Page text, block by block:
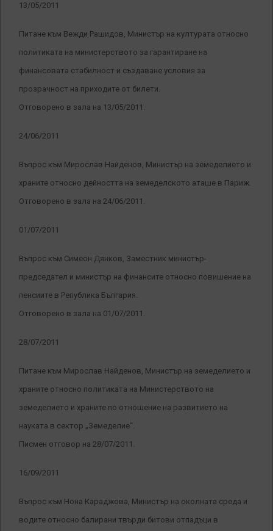
13/05/2011
Питане към Вежди Рашидов, Министър на културата относно
политиката на министерството за гарантиране на
финансовата стабилност и създаване условия за
прозрачност на приходите от билети.
Отговорено в зала на 13/05/2011.
24/06/2011
Въпрос към Мирослав Найденов, Министър на земеделието и
храните относно дейността на земеделското аташе в Париж.
Отговорено в зала на 24/06/2011.
01/07/2011
Въпрос към Симеон Дянков, Заместник министър-
председател и министър на финансите относно повишение на
пенсиите в Република България.
Отговорено в зала на 01/07/2011.
28/07/2011
Питане към Мирослав Найденов, Министър на земеделието и
храните относно политиката на Министерството на
земеделието и храните по отношение на развитието на
науката в сектор „Земеделие“.
Писмен отговор на 28/07/2011.
16/09/2011
Въпрос към Нона Караджова, Министър на околната среда и
водите относно балирани твърди битови отпадъци в